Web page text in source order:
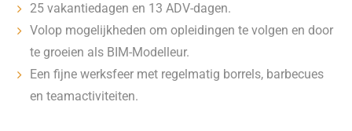
25 vakantiedagen en 13 ADV-dagen.
Volop mogelijkheden om opleidingen te volgen en door
te groeien als BIM-Modelleur.
Een fijne werksfeer met regelmatig borrels, barbecues
en teamactiviteiten.